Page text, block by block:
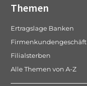
Themen
Ertragslage Banken
Firmenkundengeschäft
Filialsterben
Alle Themen von A-Z